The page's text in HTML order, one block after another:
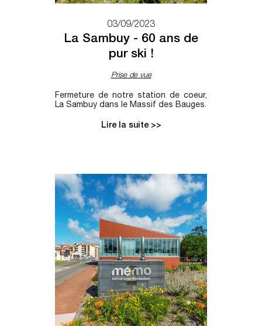
03/09/2023
La Sambuy - 60 ans de
pur ski !
Prise de vue
Fermeture de notre station de coeur,
La Sambuy dans le Massif des Bauges.
Lire la suite >>